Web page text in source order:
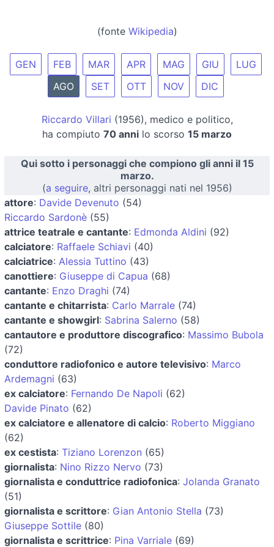
(fonte Wikipedia)
GEN FEB MAR APR MAG GIU
LUG
AGO
SET OTT NOV DIC
Riccardo Villari (1956), medico e politico,
ha compiuto 70 anni lo scorso 15 marzo
Qui sotto i personaggi che compiono gli anni il 15
marzo.
(a seguire, altri personaggi nati nel 1956)
attore: Davide Devenuto (54)
Riccardo Sardonè (55)
attrice teatrale e cantante: Edmonda Aldini (92)
calciatore: Raffaele Schiavi (40)
calciatrice: Alessia Tuttino (43)
canottiere: Giuseppe di Capua (68)
cantante: Enzo Draghi (74)
cantante e chitarrista: Carlo Marrale (74)
cantante e showgirl: Sabrina Salerno (58)
cantautore e produttore discografico: Massimo Bubola
(72)
conduttore radiofonico e autore televisivo: Marco
Ardemagni (63)
ex calciatore: Fernando De Napoli (62)
Davide Pinato (62)
ex calciatore e allenatore di calcio: Roberto Miggiano
(62)
ex cestista: Tiziano Lorenzon (65)
giornalista: Nino Rizzo Nervo (73)
giornalista e conduttrice radiofonica: Jolanda Granato
(51)
giornalista e scrittore: Gian Antonio Stella (73)
Giuseppe Sottile (80)
giornalista e scrittrice: Pina Varriale (69)